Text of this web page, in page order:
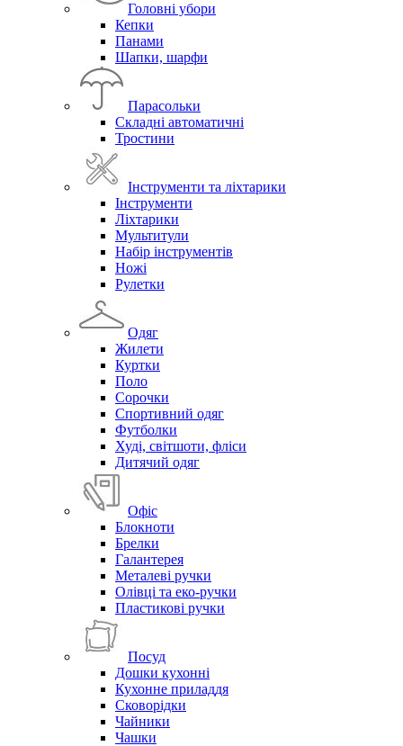
Головні убори
Кепки
Панами
Шапки, шарфи
Парасольки
Складні автоматичні
Тростини
Інструменти та ліхтарики
Інструменти
Ліхтарики
Мультитули
Набір інструментів
Ножі
Рулетки
Одяг
Жилети
Куртки
Поло
Сорочки
Спортивний одяг
Футболки
Худі, світшоти, фліси
Дитячий одяг
Офіс
Блокноти
Брелки
Галантерея
Металеві ручки
Олівці та еко-ручки
Пластикові ручки
Посуд
Дошки кухонні
Кухонне приладдя
Сковорідки
Чайники
Чашки